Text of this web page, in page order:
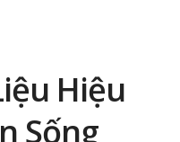
Hiệu
Sống